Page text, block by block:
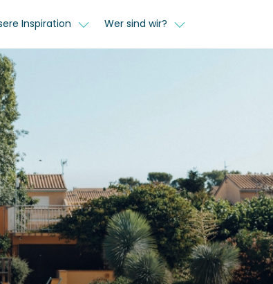
Inspiration Wer sind wir?